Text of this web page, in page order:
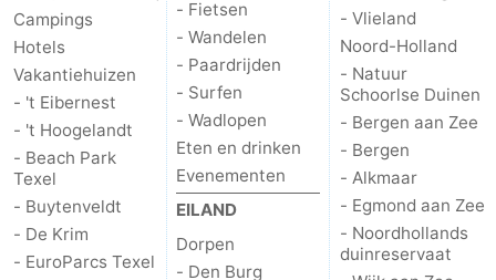
Surfen
Wadlopen
Zeehonden
Eten
en
drinken
Evenementen
Praktisch
Forum
Campings
Hotels
Vakantiehuizen
- 't Eibernest
- 't Hoogelandt
- Beach Park
Texel
- Buytenveldt
- De Krim
- EuroParcs Texel
- Fietsen
- Wandelen
- Paardrijden
- Surfen
- Wadlopen
Eten en drinken
Evenementen
EILAND
Dorpen
- Den Burg
- Vlieland
Noord-Holland
- Natuur
Schoorlse Duinen
- Bergen aan Zee
- Bergen
- Alkmaar
- Egmond aan Zee
- Noordhollands
duinreservaat